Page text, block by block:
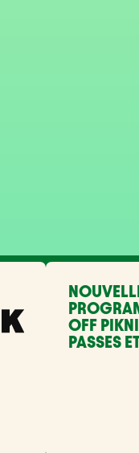
OFF
PASSES